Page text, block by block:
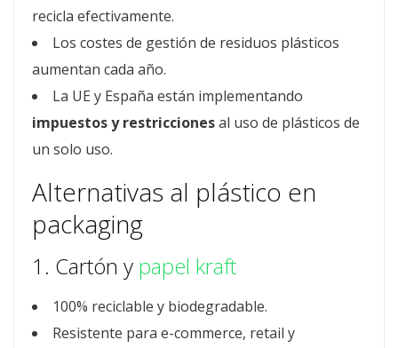
recicla efectivamente.
Los costes de gestión de residuos plásticos
aumentan cada año.
La UE y España están implementando
impuestos y restriccionesal uso de plásticos de
un solo uso.
Alternativas al plástico en
packaging
1. Cartón y papel kraft
100% reciclable y biodegradable.
Resistente para e-commerce, retail y